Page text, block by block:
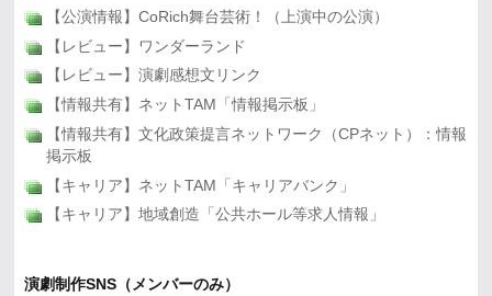
【公演情報】CoRich舞台芸術！（上演中の公演）
【レビュー】ワンダーランド
【レビュー】演劇感想文リンク
【情報共有】ネットTAM「情報掲示板」
【情報共有】文化政策提言ネットワーク（CPネット）：情報
掲示板
【キャリア】ネットTAM「キャリアバンク」
【キャリア】地域創造「公共ホール等求人情報」
演劇制作SNS（メンバーのみ）